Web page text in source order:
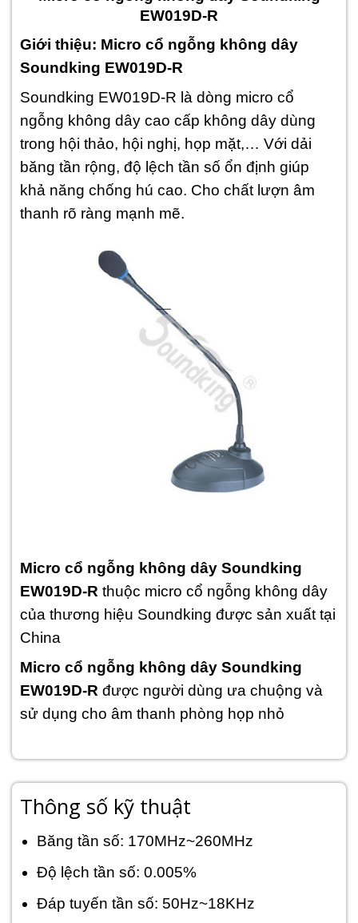
EW019D-R
Giới thiệu: Micro cổ ngỗng không dây
Soundking EW019D-R
Soundking EW019D-R là dòng micro cổ
ngỗng không dây cao cấp không dây dùng
trong hội thảo, hội nghị, họp mặt,… Với dải
băng tần rộng, độ lệch tần số ổn định giúp
khả năng chống hú cao. Cho chất lượn âm
thanh rõ ràng mạnh mẽ.
Micro cổ ngỗng không dây Soundking
EW019D-R thuộc micro cổ ngỗng không dây
của thương hiệu Soundking được sản xuất tại
China
Micro cổ ngỗng không dây Soundking
EW019D-R được người dùng ưa chuộng và
sử dụng cho âm thanh phòng họp nhỏ
Thông số kỹ thuật
Băng tần số: 170MHz~260MHz
Độ lệch tần số: 0.005%
Đáp tuyến tần số: 50Hz~18KHz